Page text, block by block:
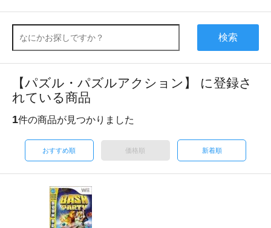
検索
【パズル・パズルアクション】 に登録さ
れている商品
1件の商品が見つかりました
おすすめ順 価格順 新着順